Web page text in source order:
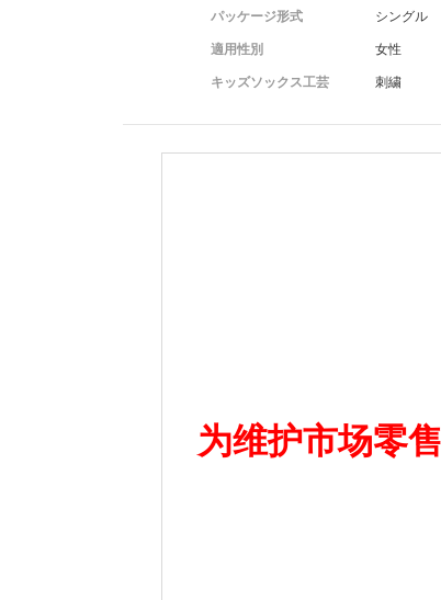
パッケージ形式 シングル
適用性別 女性
キッズソックス工芸 刺繍
为维护市场零